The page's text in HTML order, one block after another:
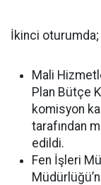
İkinci oturumda;
Mali
Plan Bütçe
komisyon
tarafından
edildi.
Fen İşleri